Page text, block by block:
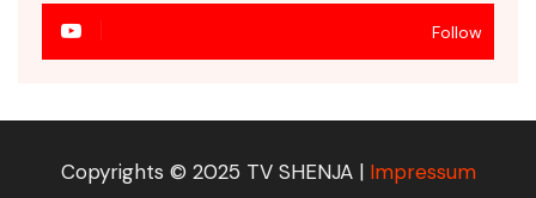
Follow
Copyrights © 2025 TV SHENJA | Impressum